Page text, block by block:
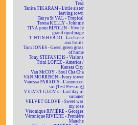
Teac
Tanita TIKARAM - Little sister
leaving town
Tanya St VAL - Tropical
Teresa KELLY - Johnnie
TINA pour RIPOLIN - Vive le
grand ripolinage
TINTIN HEBDO - La chasse
aux bruits
Tom JONES - Green green grass
of home
Tony STEFANIDIS - Visions
Trini LOPEZ - America /
Kansas City
Van McCOY - Soul Cha Cha
VAN MORRISON - Ivory tower
Vanessa PARADIS - L'amour en
soi [Test Pressing]
VELVET GLOVE - Last day of
summer
VELVET GLOVE - Sweet was
my rose
Véronique RIVIÈRE - Georges
Véronique RIVIÈRE - Première
Manche